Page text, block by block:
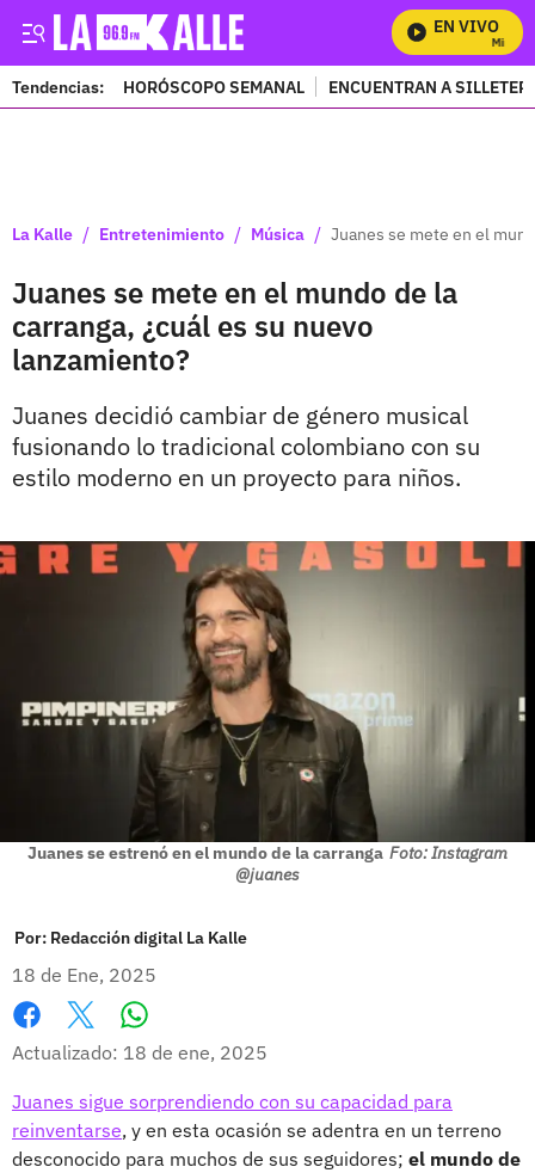
EN VIVO
Mira
Tendencias: HORÓSCOPO SEMANAL ENCUENTRAN A
La Kalle / Entretenimiento / Música / Juanes se mete en el
Juanes se mete en el mundo de la
carranga, ¿cuál es su nuevo
lanzamiento?
Juanes decidió cambiar de género musical
fusionando lo tradicional colombiano con su
estilo moderno en un proyecto para niños.
Juanes se estrenó en el mundo de la carranga Foto: Instagram
@juanes
Por: Redacción digital La Kalle
18 de Ene, 2025
Facebook
X
Actualizado: 18 de ene, 2025
Juanes sigue sorprendiendo con su capacidad para
reinventarse, y en esta ocasión se adentra en un terreno
desconocido para muchos de sus seguidores; el mundo de